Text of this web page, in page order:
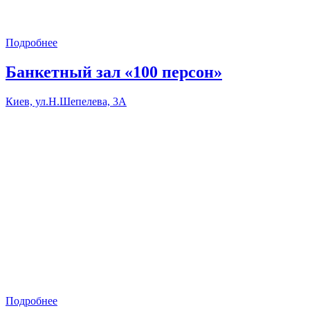
Подробнее
Банкетный зал «100 персон»
Киев, ул.Н.Шепелева, 3А
Подробнее